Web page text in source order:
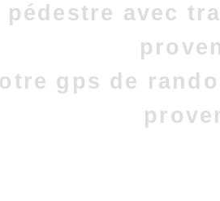
pédestre avec
gps de